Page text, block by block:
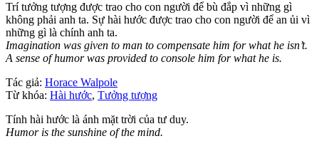
Trí tưởng tượng được trao cho con người để bù đắp vì những gì
không phải anh ta. Sự hài hước được trao cho con người để an ủi vì
những gì là chính anh ta.
Imagination was given to man to compensate him for what he isn’t.
A sense of humor was provided to console him for what he is.
Tác giả: Horace Walpole
Từ khóa: Hài hước, Tưởng tượng
Tính hài hước là ánh mặt trời của tư duy.
Humor is the sunshine of the mind.